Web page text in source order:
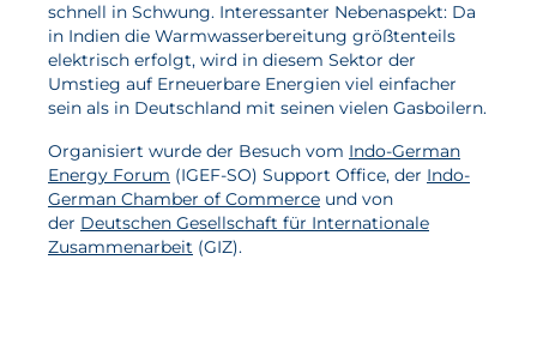
schnell in Schwung. Interessanter Nebenaspekt: Da
in Indien die Warmwasserbereitung größtenteils
elektrisch erfolgt, wird in diesem Sektor der
Umstieg auf Erneuerbare Energien viel einfacher
sein als in Deutschland mit seinen vielen Gasboilern.
Organisiert wurde der Besuch vom Indo-German
Energy Forum (IGEF-SO) Support Office, der Indo-
German Chamber of Commerce und von
der Deutschen Gesellschaft für Internationale
Zusammenarbeit (GIZ).